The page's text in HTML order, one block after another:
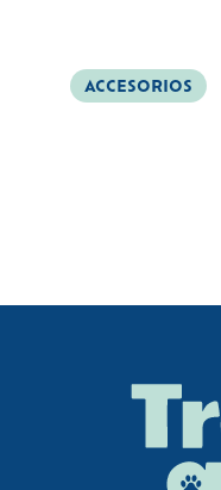
ACCESORIOS